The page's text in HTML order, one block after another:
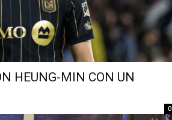
HEUNG-MIN CON UN
0